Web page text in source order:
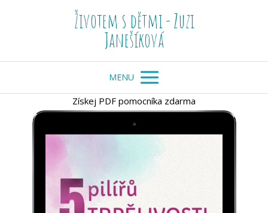
Životem s dětmi - Zuzi
Janešíková
MENU
Získej PDF pomocníka zdarma